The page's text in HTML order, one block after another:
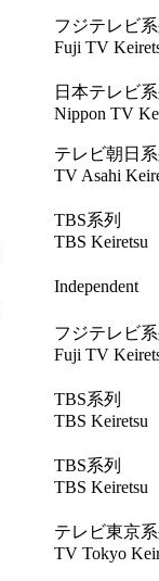
フジテレビ
Fuji TV
日本テレビ
Nippon TV
テレビ朝日
TV Asahi
TBS系列
TBS Keiretsu
Independent
フジテレビ
Fuji TV
TBS系列
TBS Keiretsu
TBS系列
TBS Keiretsu
テレビ東京
TV Tokyo